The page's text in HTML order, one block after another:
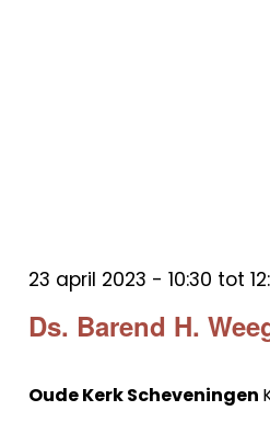
Ds. Barend H.
23 april 2023 - 10:30 tot
Oude Kerk Scheveningen